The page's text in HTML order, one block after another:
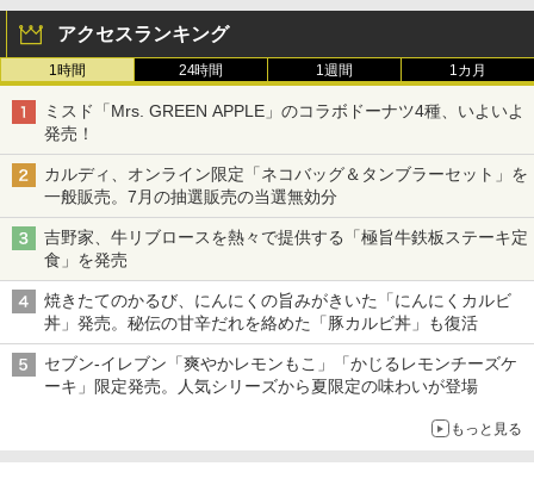
アクセスランキング
1時間 24時間 1週間 1カ月
ミスド「Mrs. GREEN APPLE」のコラボドーナツ4種、いよいよ
発売！
カルディ、オンライン限定「ネコバッグ＆タンブラーセット」を
一般販売。7月の抽選販売の当選無効分
吉野家、牛リブロースを熱々で提供する「極旨牛鉄板ステーキ定
食」を発売
焼きたてのかるび、にんにくの旨みがきいた「にんにくカルビ
丼」発売。秘伝の甘辛だれを絡めた「豚カルビ丼」も復活
セブン-イレブン「爽やかレモンもこ」「かじるレモンチーズケ
ーキ」限定発売。人気シリーズから夏限定の味わいが登場
もっと見る